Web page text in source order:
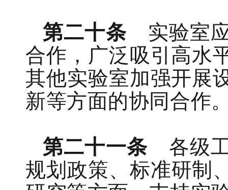
第二十条
实验室
合作 ， 广泛吸引高水
其他实验室加强开展
新等方面的协同合作
第二十一条
各级
规划政策、 标准研制